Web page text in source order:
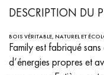
DESCRIPTION DU
BOIS VÉRITABLE, NATUREL ET
Family est fabriqué
d’énergies propres et